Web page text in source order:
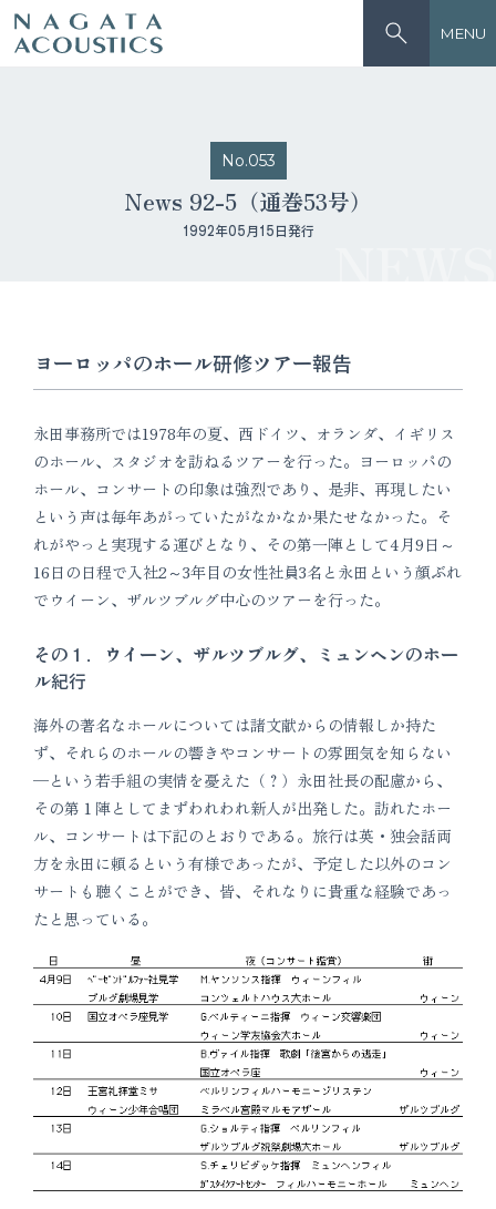
MENU
No.053
News 92-5（通巻53号）
1992年05月15日発行
ヨーロッパのホール研修ツアー報告
永田事務所では1978年の夏、西ドイツ、オランダ、イギリス
のホール、スタジオを訪ねるツアーを行った。ヨーロッパの
ホール、コンサートの印象は強烈であり、是非、再現したい
という声は毎年あがっていたがなかなか果たせなかった。そ
れがやっと実現する運びとなり、その第一陣として4月9日～
16日の日程で入社2～3年目の女性社員3名と永田という顔ぶれ
でウイーン、ザルツブルグ中心のツアーを行った。
その１．ウイーン、ザルツブルグ、ミュンヘンのホー
ル紀行
海外の著名なホールについては諸文献からの情報しか持た
ず、それらのホールの響きやコンサートの雰囲気を知らない
─という若手組の実情を憂えた（？）永田社長の配慮から、
その第１陣としてまずわれわれ新人が出発した。訪れたホー
ル、コンサートは下記のとおりである。旅行は英・独会話両
方を永田に頼るという有様であったが、予定した以外のコン
サートも聴くことができ、皆、それなりに貴重な経験であっ
たと思っている。